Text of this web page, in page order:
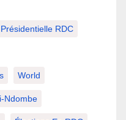
Présidentielle RDC
World
Ndombe